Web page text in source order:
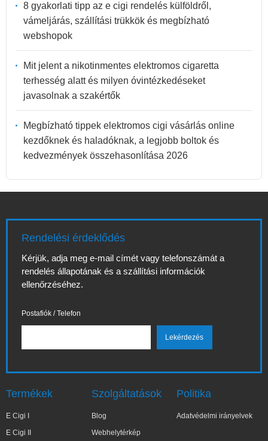
8 gyakorlati tipp az e cigi rendelés külföldről,
vámeljárás, szállítási trükkök és megbízható
webshopok
Mit jelent a nikotinmentes elektromos cigaretta
terhesség alatt és milyen óvintézkedéseket
javasolnak a szakértők
Megbízható tippek elektromos cigi vásárlás online
kezdőknek és haladóknak, a legjobb boltok és
kedvezmények összehasonlítása 2026
Rendelési érdeklődés
Kérjük, adja meg e-mail címét vagy telefonszámát a
rendelés állapotának és a szállítási információk
ellenőrzéséhez.
Postafiók / Telefon
Termékek
E Cigi I
E Cigi II
Szolgáltatások
Blog
Webhelytérkép
Politika
Adatvédelmi irányelvek